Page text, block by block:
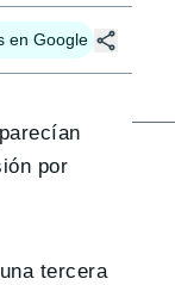
en Google
por
tercera